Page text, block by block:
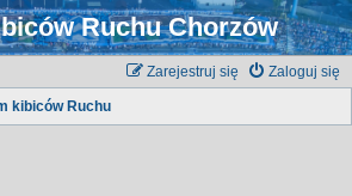
Ruchu Chorzów
Zaloguj się
Zarejestruj się
kibiców Ruchu